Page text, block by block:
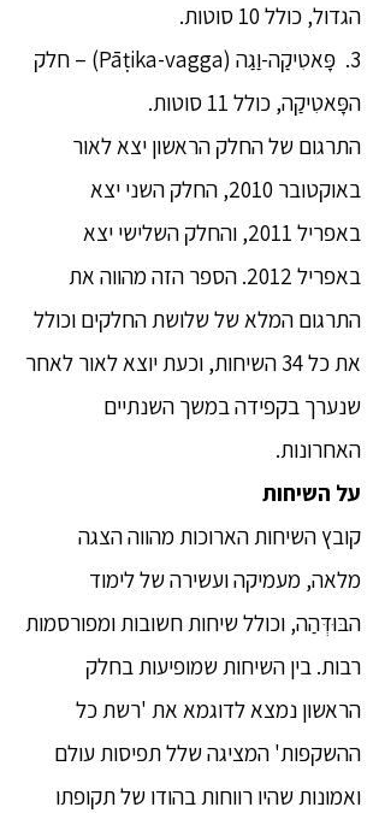
הגדול, כולל 10 סוטות.
3. פָּאטִיקַה-וַגַה (Pāṭika-vagga) – חלק
הפָּאטִיקַה, כולל 11 סוטות.
התרגום של החלק הראשון יצא לאור
באוקטובר 2010, החלק השני יצא
באפריל 2011, והחלק השלישי יצא
באפריל 2012. הספר הזה מהווה את
התרגום המלא של שלושת החלקים וכולל
את כל 34 השיחות, וכעת יוצא לאור לאחר
שנערך בקפידה במשך השנתיים
האחרונות.
על השיחות
קובץ השיחות הארוכות מהווה הצגה
מלאה, מעמיקה ועשירה של לימוד
הבּוּדְּהַה, וכולל שיחות חשובות ומפורסמות
רבות. בין השיחות שמופיעות בחלק
הראשון נמצא לדוגמא את 'רשת כל
ההשקפות' המציגה שלל תפיסות עולם
ואמונות שהיו רווחות בהודו של תקופתו